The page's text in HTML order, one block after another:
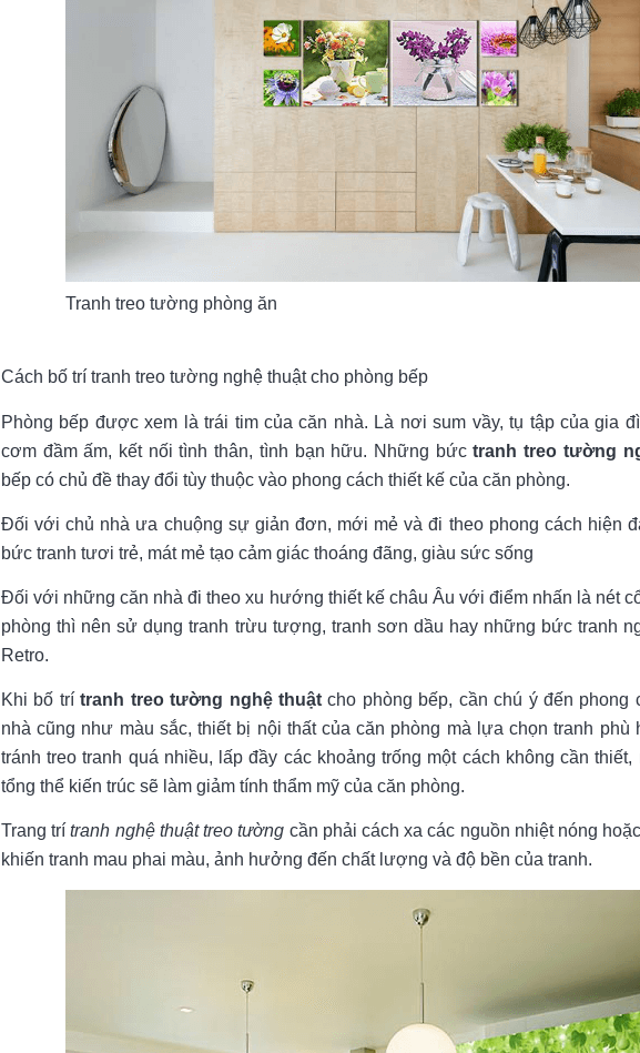
Tranh treo tường phòng ăn
Cách bố trí tranh treo tường nghệ thuật cho phòng bếp
Phòng bếp được xem là trái tim của căn nhà. Là nơi sum vầy, tụ tập của gia
cơm đầm ấm, kết nối tình thân, tình bạn hữu. Những bứctranh treo tường
bếp có chủ đề thay đổi tùy thuộc vào phong cách thiết kế của căn phòng.
Đối với chủ nhà ưa chuộng sự giản đơn, mới mẻ và đi theo phong cách hiện
bức tranh tươi trẻ, mát mẻ tạo cảm giác thoáng đãng, giàu sức sống
Đối với những căn nhà đi theo xu hướng thiết kế châu Âu với điểm nhấn là nét
phòng thì nên sử dụng tranh trừu tượng, tranh sơn dầu hay những bức tranh
Retro.
Khi bố trítranh treo tường nghệ thuật cho phòng bếp, cần chú ý đến phong
nhà cũng như màu sắc, thiết bị nội thất của căn phòng mà lựa chọn tranh phù
tránh treo tranh quá nhiều, lấp đầy các khoảng trống một cách không cần
tổng thể kiến trúc sẽ làm giảm tính thẩm mỹ của căn phòng.
Trang trítranh nghệ thuật treo tường cần phải cách xa các nguồn nhiệt nóng
khiến tranh mau phai màu, ảnh hưởng đến chất lượng và độ bền của tranh.